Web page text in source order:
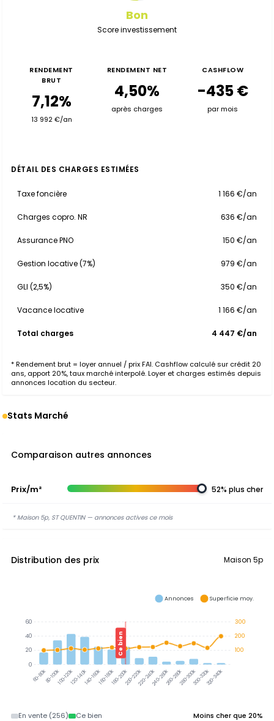
Bon
Score investissement
RENDEMENT
BRUT
7,12%
13 992 €/an
RENDEMENT NET
4,50%
après charges
CASHFLOW
-435 €
par mois
DÉTAIL DES CHARGES ESTIMÉES
Taxe foncière 1 166 €/an
Charges copro. NR 636 €/an
Assurance PNO 150 €/an
Gestion locative (7%) 979 €/an
GLI (2,5%) 350 €/an
Vacance locative 1 166 €/an
Total charges 4 447 €/an
* Rendement brut = loyer annuel / prix FAI. Cashflow calculé sur crédit 20
ans, apport 20%, taux marché interpolé. Loyer et charges estimés depuis
annonces location du secteur.
Stats Marché
Comparaison autres annonces
Prix/m² 52% plus cher
* Maison 5p, ST QUENTIN — annonces actives ce mois
Distribution des prix Maison 5p
60-80k80-100k100-120k120-140k140-160k160-180k180-200k200-220k220-240k240-260k260-280k280-300k300-320k320-340k
Ce bien
300
200
100
60
40
20
0
Annonces Superficie moy.
En vente (256) Ce bien Moins cher que 20%